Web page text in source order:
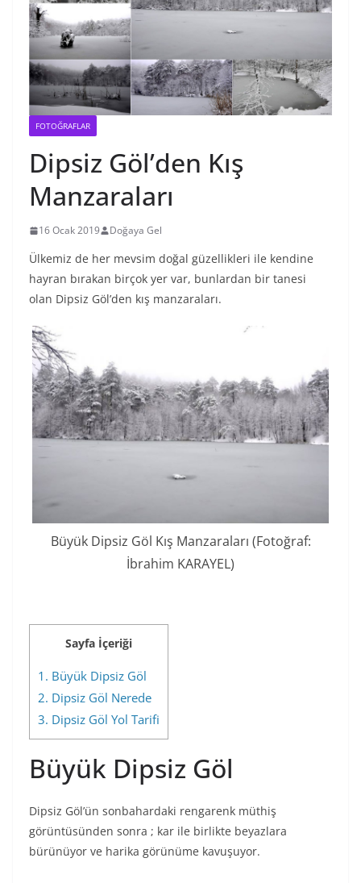
FOTOĞRAFLAR
Dipsiz Göl’den Kış
Manzaraları
16 Ocak 2019 Doğaya Gel
Ülkemiz de her mevsim doğal güzellikleri ile kendine
hayran bırakan birçok yer var, bunlardan bir tanesi
olan Dipsiz Göl’den kış manzaraları.
Büyük Dipsiz Göl Kış Manzaraları (Fotoğraf:
İbrahim KARAYEL)
Sayfa İçeriği
1. Büyük Dipsiz Göl
2. Dipsiz Göl Nerede
3. Dipsiz Göl Yol Tarifi
Büyük Dipsiz Göl
Dipsiz Göl’ün sonbahardaki rengarenk müthiş
görüntüsünden sonra ; kar ile birlikte beyazlara
bürünüyor ve harika görünüme kavuşuyor.